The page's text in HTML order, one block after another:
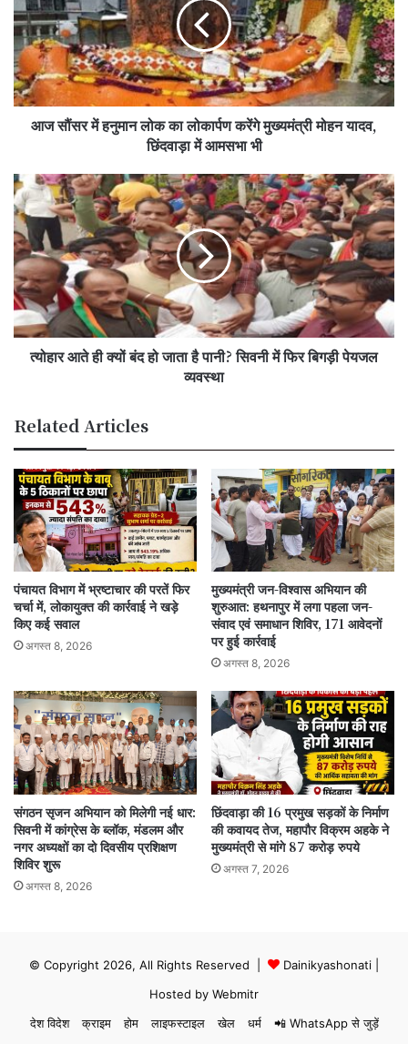
हनुमान
लोक
का
लोकार्पण
करेंगे
मुख्यमंत्री
मोहन
में
आमसभा
भी
आज सौंसर में हनुमान लोक का लोकार्पण करेंगे मुख्यमंत्री मोहन यादव,
छिंदवाड़ा में आमसभा भी
त्योहार
आते
ही
क्यों
बंद
हो
जाता
है
पानी?
सिवनी
पेयजल
व्यवस्था
त्योहार आते ही क्यों बंद हो जाता है पानी? सिवनी में फिर बिगड़ी पेयजल
व्यवस्था
Related Articles
पंचायत विभाग में भ्रष्टाचार की परतें फिर
चर्चा में, लोकायुक्त की कार्रवाई ने खड़े
किए कई सवाल
अगस्त 8, 2026
मुख्यमंत्री जन-विश्वास अभियान की
शुरुआत: हथनापुर में लगा पहला जन-
संवाद एवं समाधान शिविर, 171 आवेदनों
पर हुई कार्रवाई
अगस्त 8, 2026
संगठन सृजन अभियान को मिलेगी नई धार:
सिवनी में कांग्रेस के ब्लॉक, मंडलम और
नगर अध्यक्षों का दो दिवसीय प्रशिक्षण
शिविर शुरू
अगस्त 8, 2026
छिंदवाड़ा की 16 प्रमुख सड़कों के निर्माण
की कवायद तेज, महापौर विक्रम अहके ने
मुख्यमंत्री से मांगे 87 करोड़ रुपये
अगस्त 7, 2026
© Copyright 2026, All Rights Reserved | Dainikyashonati
Hosted by Webmitr
देश विदेश
क्राइम होम लाइफस्टाइल खेल धर्म 📲 WhatsApp से जुड़ें